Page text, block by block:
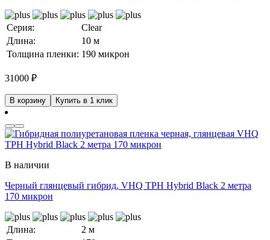
Серия:
Clear
Длина:
10 м
Толщина пленки: 190 микрон
31000 ₽
В корзину Купить в 1 клик
В наличии
Черный глянцевый гибрид, VHQ TPH Hybrid Black 2 метра
170 микрон
Длина:
2 м